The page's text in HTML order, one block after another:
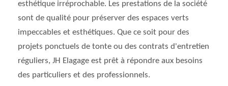
esthétique irréprochable. Les prestations de la société
sont de qualité pour préserver des espaces verts
impeccables et esthétiques. Que ce soit pour des
projets ponctuels de tonte ou des contrats d'entretien
réguliers, JH Elagage est prêt à répondre aux besoins
des particuliers et des professionnels.